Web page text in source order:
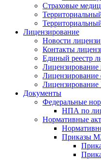
Страховые
Лицензирование
Новости
Контакты
Единый реестр
Лицензирование
Лицензирование
Документы
Федеральные
НПА по
Нормативные
Приказы